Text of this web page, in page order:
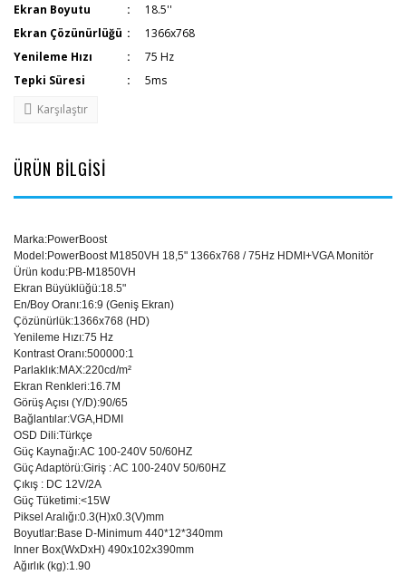
Ekran Boyutu
18.5''
Ekran Çözünürlüğü
1366x768
Yenileme Hızı
75 Hz
Tepki Süresi
5ms
Karşılaştır
ÜRÜN BİLGİSİ
Marka:PowerBoost
Model :PowerBoost M1850VH 18,5" 1366x768 / 75Hz HDMI+VGA Monitör
Ürün kodu:PB-M1850VH
Ekran Büyüklüğü:18.5"
En/Boy Oranı:16:9 (Geniş Ekran)
Çözünürlük:1366x768 (HD)
Yenileme Hızı:75 Hz
Kontrast Oranı:500000:1
Parlaklık:MAX:220cd/m²
Ekran Renkleri:16.7M
Görüş Açısı (Y/D):90/65
Bağlantılar:VGA,HDMI
OSD Dili:Türkçe
Güç Kaynağı:AC 100-240V 50/60HZ
Güç Adaptörü:Giriş : AC 100-240V 50/60HZ
Çıkış : DC 12V/2A
Güç Tüketimi:<15W
Piksel Aralığı:0.3(H)x0.3(V)mm
Boyutlar:Base D-Minimum 440*12*340mm
Inner Box(WxDxH) 490x102x390mm
Ağırlık (kg):1.90